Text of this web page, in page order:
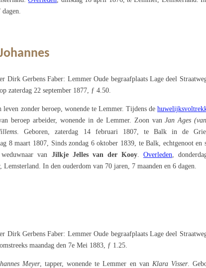
Dirk Gerbens Faber: Lemmer Oude begraafplaats Lage deel
zaterdag 22 september 1877, ƒ 4.50.
leven zonder beroep, wonende te Lemmer. Tijdens de
beroep arbeider, wonende in de Lemmer. Zoon vanJan Ages
. Geboren, zaterdag 14 februari 1807, te Balk in de
8 maart 1807, Sinds zondag 6 oktober 1839, te Balk, echtgenoot en
van Jilkje Jelles van der Kooy. Overleden,
Lemsterland. In den ouderdom van 70 jaren, 7 maanden en 6 dagen.
Dirk Gerbens Faber: Lemmer Oude begraafplaats Lage deel
maandag den 7e Mei 1883, ƒ 1.25.
Meyer, tapper, wonende te Lemmer en van Klara Visser.